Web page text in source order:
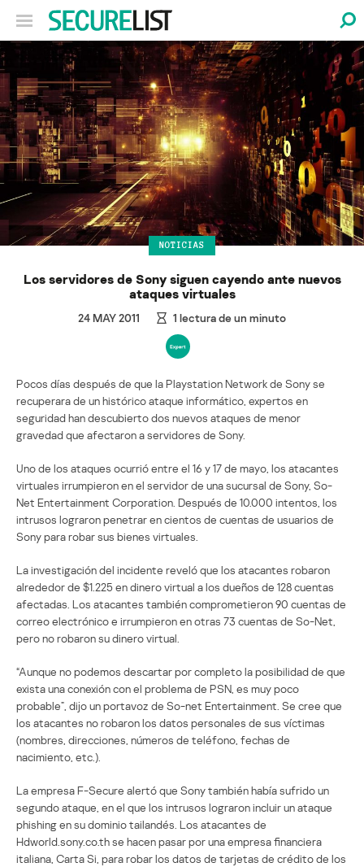
NOTICIAS
Los servidores de Sony siguen cayendo ante nuevos
ataques virtuales
24 MAY 2011 1 lectura de un minuto
Pocos días después de que la Playstation Network de Sony se
recuperara de un histórico ataque informático, expertos en
seguridad han descubierto dos nuevos ataques de menor
gravedad que afectaron a servidores de Sony.
Uno de los ataques ocurrió entre el 16 y 17 de mayo, los atacantes
virtuales irrumpieron en el servidor de una sucursal de Sony, So-
Net Entertainment Corporation. Después de 10.000 intentos, los
intrusos lograron penetrar en cientos de cuentas de usuarios de
Sony para robar sus bienes virtuales.
La investigación del incidente reveló que los atacantes robaron
alrededor de $1.225 en dinero virtual a los dueños de 128 cuentas
afectadas. Los atacantes también comprometieron 90 cuentas de
correo electrónico e irrumpieron en otras 73 cuentas de So-Net,
pero no robaron su dinero virtual.
“Aunque no podemos descartar por completo la posibilidad de que
exista una conexión con el problema de PSN, es muy poco
probable”, dijo un portavoz de So-net Entertainment. Se cree que
los atacantes no robaron los datos personales de sus víctimas
(nombres, direcciones, números de teléfono, fechas de
nacimiento, etc.).
La empresa F-Secure alertó que Sony también había sufrido un
segundo ataque, en el que los intrusos lograron incluir un ataque
phishing en su dominio tailandés. Los atacantes de
Hdworld.sony.co.th se hacen pasar por una empresa financiera
italiana, Carta Si, para robar los datos de tarjetas de crédito de los